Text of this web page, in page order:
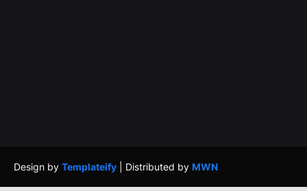
Design by Templateify | Distributed by MWN